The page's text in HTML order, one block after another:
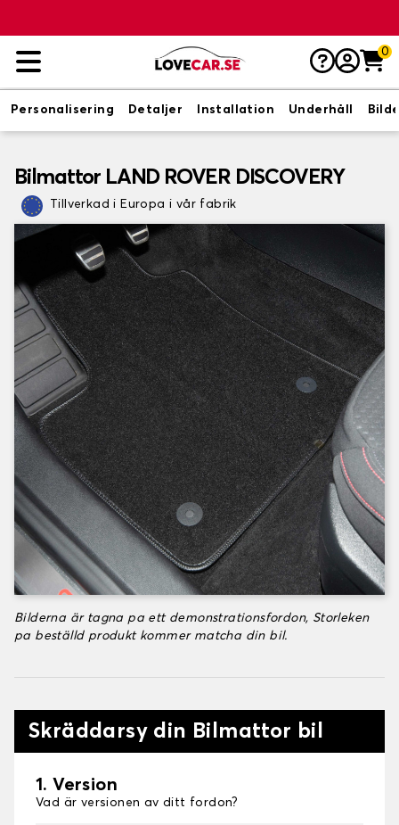
0
Personalisering Detaljer Installation Underhåll
Bilmattor LAND ROVER DISCOVERY
Tillverkad i Europa i vår fabrik
Bilderna är tagna pa ett demonstrationsfordon, Storleken
pa beställd produkt kommer matcha din bil.
Skräddarsy din Bilmattor bil
1. Version
Vad är versionen av ditt fordon?